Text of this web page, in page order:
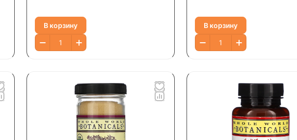
В корзину В корзину